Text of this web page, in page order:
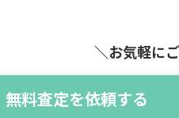
＼お気軽に
無料査定を依頼する